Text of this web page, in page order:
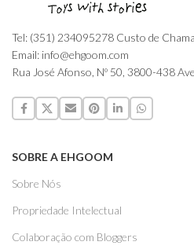
Tel: (351) 234095278 Custo de
Email: info@ehgoom.com
Rua José Afonso, Nº 50, 3800-438
SOBRE A EHGOOM
Sobre Nós
Propriedade Intelectual
Colaboração com Bloggers